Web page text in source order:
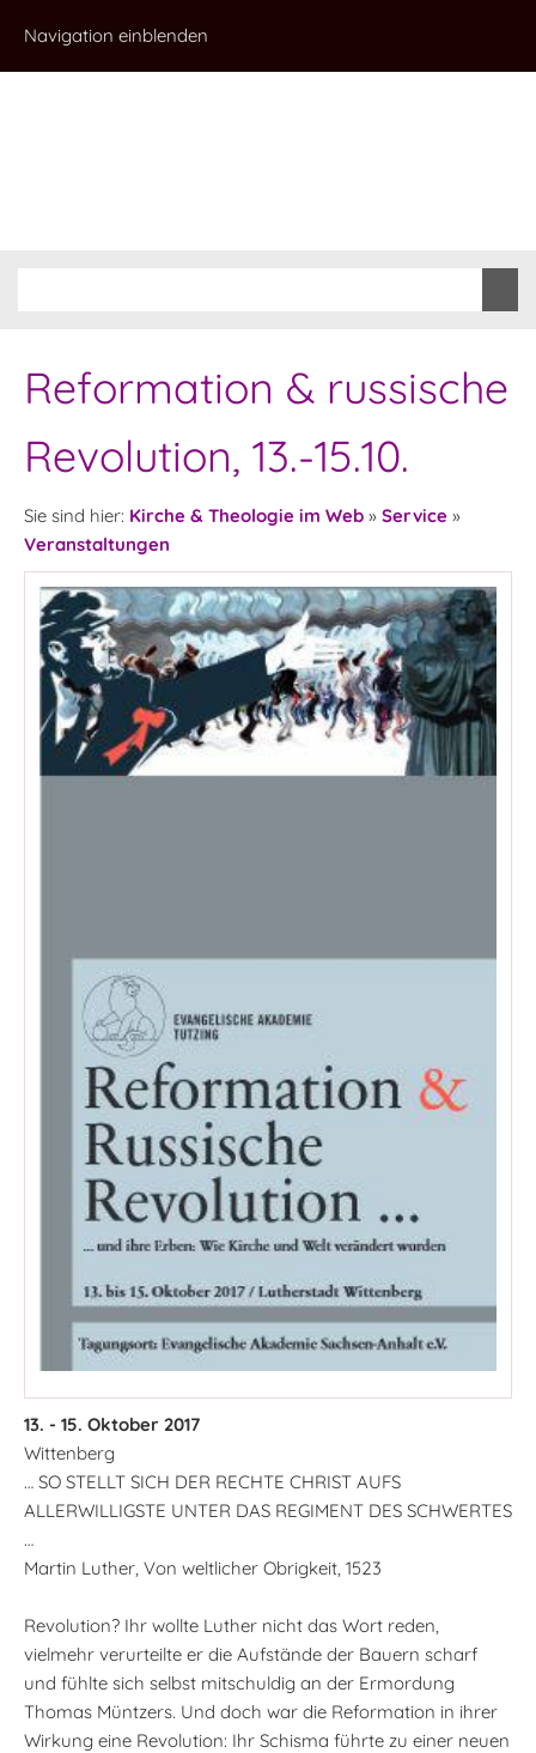
Navigation einblenden
Reformation & russische
Revolution, 13.-15.10.
Sie sind hier: Kirche & Theologie im Web » Service »
Veranstaltungen
13. - 15. Oktober 2017
Wittenberg
… SO STELLT SICH DER RECHTE CHRIST AUFS
ALLERWILLIGSTE UNTER DAS REGIMENT DES SCHWERTES
…
Martin Luther, Von weltlicher Obrigkeit, 1523
Revolution? Ihr wollte Luther nicht das Wort reden,
vielmehr verurteilte er die Aufstände der Bauern scharf
und fühlte sich selbst mitschuldig an der Ermordung
Thomas Müntzers. Und doch war die Reformation in ihrer
Wirkung eine Revolution: Ihr Schisma führte zu einer neuen